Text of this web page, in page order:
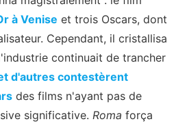
à Venise et trois Oscars, dont
Cependant, il cristallisa
continuait de trancher
d'autres contestèrent
des films n'ayant pas de
significative. Roma força